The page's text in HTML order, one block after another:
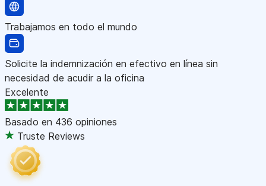
Trabajamos en todo el mundo
Solicite la indemnización en efectivo en línea sin
necesidad de acudir a la oficina
Excelente
Basado en 436 opiniones
Truste Reviews